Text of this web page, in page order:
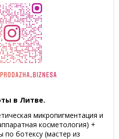
в Литве.
микропигментация и
косметология) +
по ботексу (мастер из